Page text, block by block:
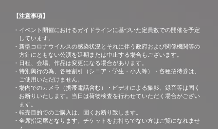
【注意事項】
イベント開催におけるガイドラインに基づいた定員数での開催を予定
しています。
新型コロナウイルスの感染状況とそれに伴う政府および関係機関等の
方針にともない公演を延期または中止する場合もございます。
日程、会場、作品は変更になる場合があります。
特別興行の為、各種割引（シニア・学生・小人等）・各種招待券は、
ご使用いただけません。
場内でのカメラ（携帯電話含む）・ビデオによる撮影、録音等は固く
お断りいたします。当日は荷物検査を行わせていただく場合がござい
ます。
転売目的でのご購入は、固くお断り致します。
全席指定席となります。チケットをお持ちでない方はご覧になれませ